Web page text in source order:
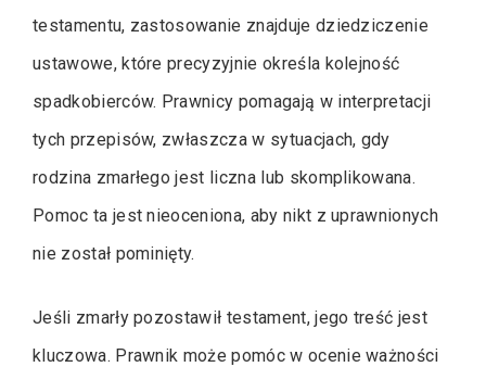
testamentu, zastosowanie znajduje dziedziczenie
ustawowe, które precyzyjnie określa kolejność
spadkobierców. Prawnicy pomagają w interpretacji
tych przepisów, zwłaszcza w sytuacjach, gdy
rodzina zmarłego jest liczna lub skomplikowana.
Pomoc ta jest nieoceniona, aby nikt z uprawnionych
nie został pominięty.
Jeśli zmarły pozostawił testament, jego treść jest
kluczowa. Prawnik może pomóc w ocenie ważności